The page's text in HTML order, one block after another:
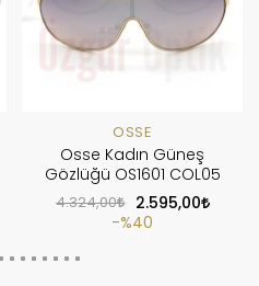
OSSE
Osse Kadın Güneş
Gözlüğü OS1601 COL05
4.324,00
2.595,00
%40